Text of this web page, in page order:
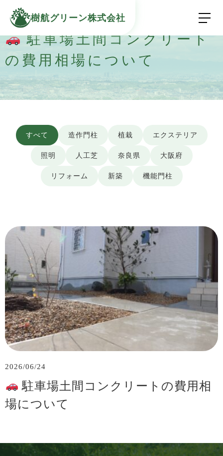
樹航グリーン株式会社
駐車場土間コンクリート
の費用相場について
すべて 造作門柱 植栽 エクステリア
照明 人工芝 奈良県 大阪府
リフォーム 新築 機能門柱
2026/06/24
駐車場土間コンクリートの費用相
場について